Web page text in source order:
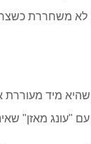
משחררת
מיד מעוררת
"עונג מאזן"